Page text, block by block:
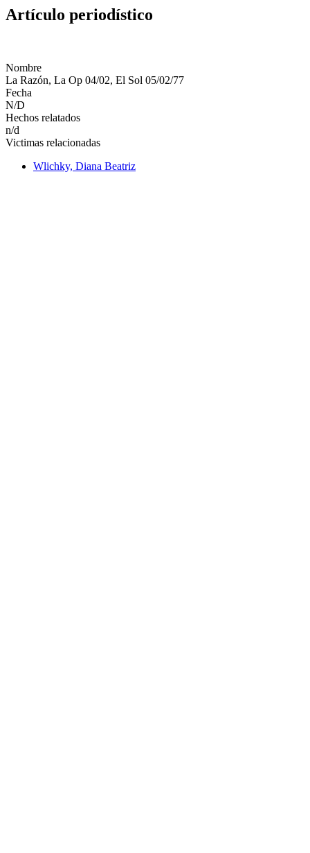
Artículo periodístico
Nombre
La Razón, La Op 04/02, El Sol 05/02/77
Fecha
N/D
Hechos relatados
n/d
Victimas relacionadas
Wlichky, Diana Beatriz